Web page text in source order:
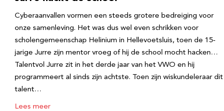
Cyberaanvallen vormen een steeds grotere bedreiging voor
onze samenleving. Het was dus wel even schrikken voor
scholengemeenschap Helinium in Hellevoetsluis, toen de 15-
jarige Jurre zijn mentor vroeg of hij de school mocht hacken…
Talentvol Jurre zit in het derde jaar van het VWO en hij
programmeert al sinds zijn achtste. Toen zijn wiskundeleraar dit
talent…
Lees meer